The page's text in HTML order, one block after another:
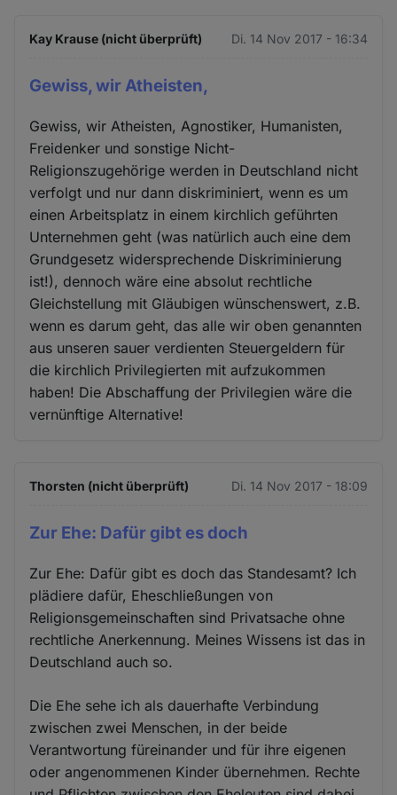
Kay Krause (nicht überprüft) Di. 14 Nov 2017 - 16:34
Gewiss, wir Atheisten,
Gewiss, wir Atheisten, Agnostiker, Humanisten,
Freidenker und sonstige Nicht-
Religionszugehörige werden in Deutschland nicht
verfolgt und nur dann diskriminiert, wenn es um
einen Arbeitsplatz in einem kirchlich geführten
Unternehmen geht (was natürlich auch eine dem
Grundgesetz widersprechende Diskriminierung
ist!), dennoch wäre eine absolut rechtliche
Gleichstellung mit Gläubigen wünschenswert, z.B.
wenn es darum geht, das alle wir oben genannten
aus unseren sauer verdienten Steuergeldern für
die kirchlich Privilegierten mit aufzukommen
haben! Die Abschaffung der Privilegien wäre die
vernünftige Alternative!
Thorsten (nicht überprüft) Di. 14 Nov 2017 - 18:09
Zur Ehe: Dafür gibt es doch
Zur Ehe: Dafür gibt es doch das Standesamt? Ich
plädiere dafür, Eheschließungen von
Religionsgemeinschaften sind Privatsache ohne
rechtliche Anerkennung. Meines Wissens ist das in
Deutschland auch so.
Die Ehe sehe ich als dauerhafte Verbindung
zwischen zwei Menschen, in der beide
Verantwortung füreinander und für ihre eigenen
oder angenommenen Kinder übernehmen. Rechte